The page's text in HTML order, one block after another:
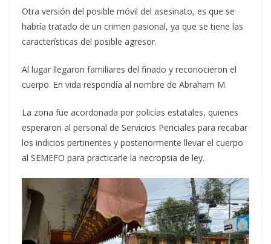
Otra versión del posible móvil del asesinato, es que se
habría tratado de un crimen pasional, ya que se tiene las
características del posible agresor.
Al lugar llegaron familiares del finado y reconocieron el
cuerpo. En vida respondía al nombre de Abraham M.
La zona fue acordonada por policías estatales, quienes
esperaron al personal de Servicios Periciales para recabar
los indicios pertinentes y posteriormente llevar el cuerpo
al SEMEFO para practicarle la necropsia de ley.